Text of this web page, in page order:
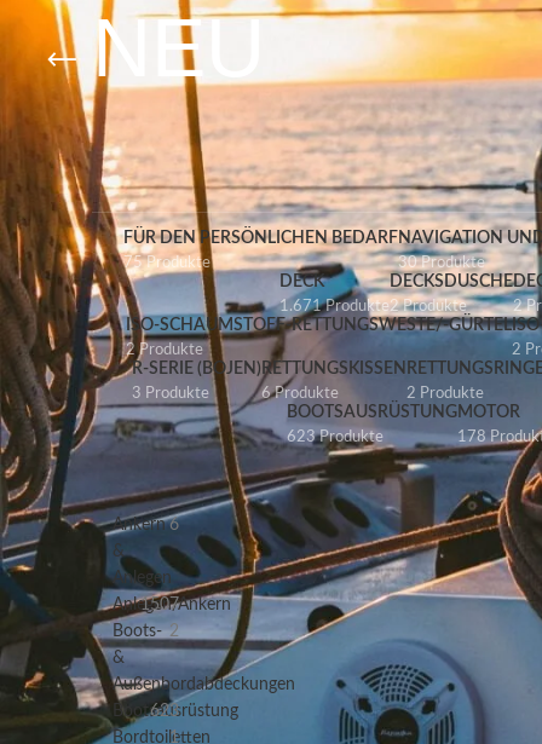
NEU
FÜR DEN PERSÖNLICHEN BEDARF
75 Produkte
NAVIGATION
30 Produkte
DECK
1.671 Produkte
DECKSDUSCHE
2 Produkte 2
ISO-SCHAUMSTOFF-RETTUNGSWESTE/-GÜRTEL
2 Produkte 2
R-SERIE (BOJEN)
3 Produkte
RETTUNGSKISSEN
6 Produkte 2 Produkte
BOOTSAUSRÜSTUNG
623 Produkte
MOTOR
178
KATEGORIEN
Ankern
&
Anlegen
6
Anlegen/Ankern
1507
Boots-
&
Außenbordabdeckungen
2
Bootsausrüstung
623
Bordtoiletten
1
Start
Shop
/
Produkte
verschlagwortet
mit „NEU“
Anzeigen
18
24